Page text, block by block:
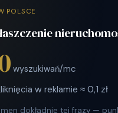
POLSCE
wyszukiwań/mc
w reklamie ≈ 0,1 zł
dokładnie tej frazy —